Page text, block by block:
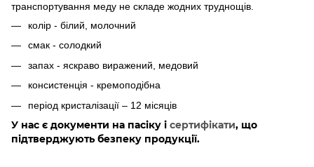
транспортування меду не складе жодних труднощів.
колір - білий, молочний
смак - солодкий
запах - яскраво виражений, медовий
консистенція - кремоподібна
період кристалізації – 12 місяців
У нас є документи на пасіку і сертифікати, що
підтверджують безпеку продукції.